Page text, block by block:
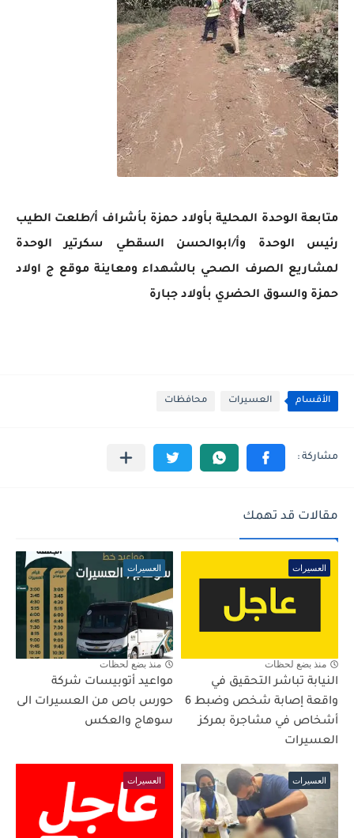
متابعة الوحدة المحلية بأولاد حمزة بأشراف أ/طلعت الطيب
رئيس الوحدة وأ/ابوالحسن السقطي سكرتير الوحدة
لمشاريع الصرف الصحي بالشهداء ومعاينة موقع ج اولاد
حمزة والسوق الحضري بأولاد جبارة
الأقسام العسيرات محافظات
مقالات قد تهمك
العسيرات
منذ بضع لحظات
النيابة تباشر التحقيق في
واقعة إصابة شخص وضبط 6
أشخاص في مشاجرة بمركز
العسيرات
العسيرات
منذ بضع لحظات
مواعيد أتوبيسات شركة
حورس باص من العسيرات الى
سوهاج والعكس
العسيرات العسيرات